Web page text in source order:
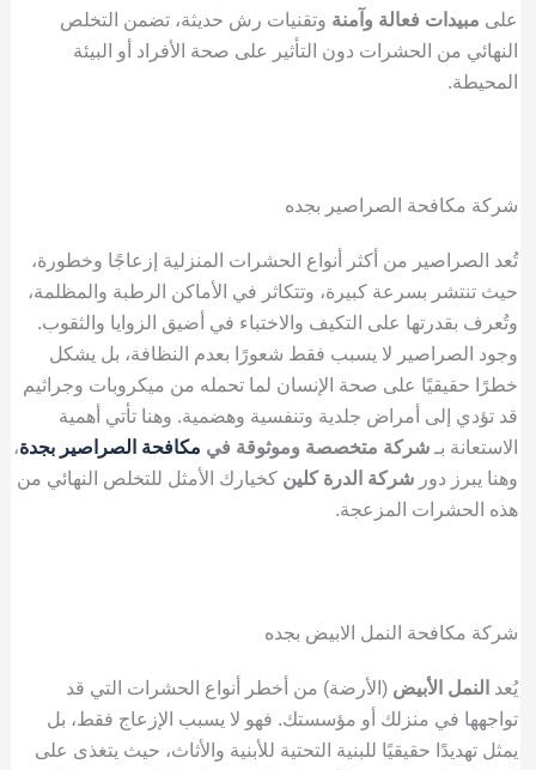
على مبيدات فعالة وآمنة وتقنيات رش حديثة، تضمن التخلص
النهائي من الحشرات دون التأثير على صحة الأفراد أو البيئة
المحيطة.
شركة مكافحة الصراصير بجده
تُعد الصراصير من أكثر أنواع الحشرات المنزلية إزعاجًا وخطورة،
حيث تنتشر بسرعة كبيرة، وتتكاثر في الأماكن الرطبة والمظلمة،
وتُعرف بقدرتها على التكيف والاختباء في أضيق الزوايا والثقوب.
وجود الصراصير لا يسبب فقط شعورًا بعدم النظافة، بل يشكل
خطرًا حقيقيًا على صحة الإنسان لما تحمله من ميكروبات وجراثيم
قد تؤدي إلى أمراض جلدية وتنفسية وهضمية. وهنا تأتي أهمية
الاستعانة بـ شركة متخصصة وموثوقة في مكافحة الصراصير بجدة،
وهنا يبرز دور شركة الدرة كلين كخيارك الأمثل للتخلص النهائي من
هذه الحشرات المزعجة.
شركة مكافحة النمل الابيض بجده
يُعد النمل الأبيض (الأرضة) من أخطر أنواع الحشرات التي قد
تواجهها في منزلك أو مؤسستك. فهو لا يسبب الإزعاج فقط، بل
يمثل تهديدًا حقيقيًا للبنية التحتية للأبنية والأثاث، حيث يتغذى على